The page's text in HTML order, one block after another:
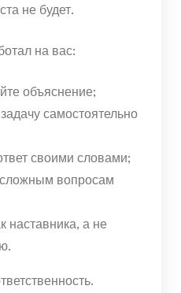
не будет.
на вас:
объяснение;
самостоятельно
своими словами;
вопросам
наставника, а не